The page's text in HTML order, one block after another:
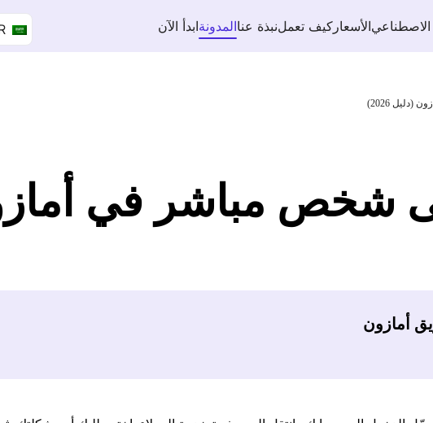
الاصطناعيالأسعار كيف تعملنبذة عناالمدونةابدأ الآن
2026)
شخص مباشر في